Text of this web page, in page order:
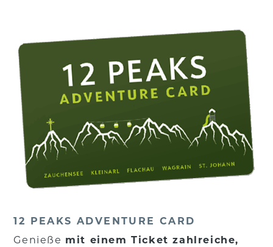
12 PEAKS ADVENTURE CARD
Genieße mit einem Ticket zahlreiche,